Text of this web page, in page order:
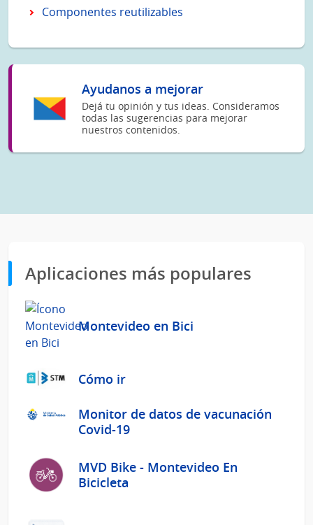
Componentes reutilizables
Ayudanos a mejorar
Dejá tu opinión y tus ideas. Consideramos
todas las sugerencias para mejorar
nuestros contenidos.
Aplicaciones más populares
Montevideo en Bici
Cómo ir
Monitor de datos de vacunación
Covid-19
MVD Bike - Montevideo En
Bicicleta